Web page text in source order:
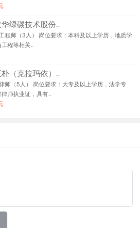
绿碳技术股份..
程师（3人） 岗位要求：本科及以上学历，地质学
程等相关..
（克拉玛依）..
师（5人） 岗位要求：大专及以上学历，法学专
师执业证，具有..